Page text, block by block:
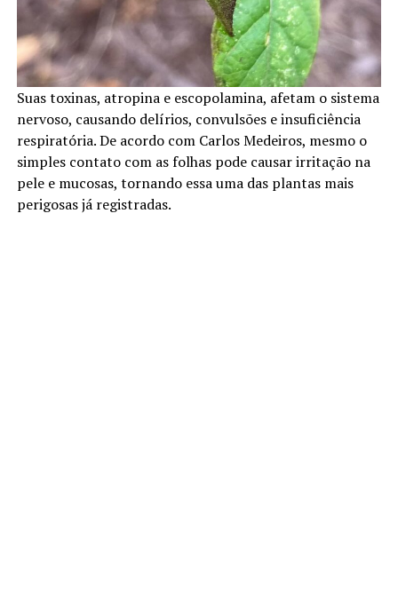
Suas toxinas, atropina e escopolamina, afetam o sistema
nervoso, causando delírios, convulsões e insuficiência
respiratória. De acordo com Carlos Medeiros, mesmo o
simples contato com as folhas pode causar irritação na
pele e mucosas, tornando essa uma das plantas mais
perigosas já registradas.